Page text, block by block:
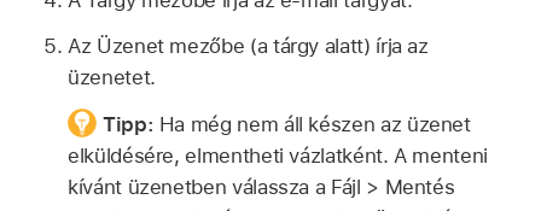
Az Üzenet mezőbe (a tárgy alatt) írja az
üzenetet.
Tipp: Ha még nem áll készen az üzenet
elküldésére, elmentheti vázlatként. A menteni
kívánt üzenetben válassza a Fájl > Mentés